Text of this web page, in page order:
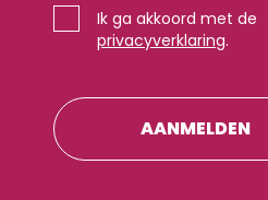
Ik ga akkoord met de
privacyverklaring.